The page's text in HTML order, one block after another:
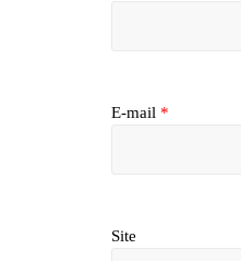
E-mail *
Site